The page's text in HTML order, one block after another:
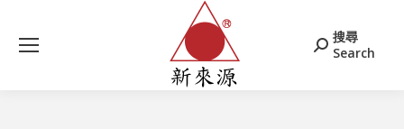
搜 搜尋
Search